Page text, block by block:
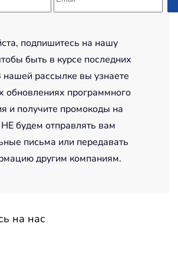
подпишитесь на нашу
быть в курсе последних
нашей рассылке вы узнаете
обновлениях программного
и получите промокоды на
будем отправлять вам
письма или передавать
другим компаниям.
на нас